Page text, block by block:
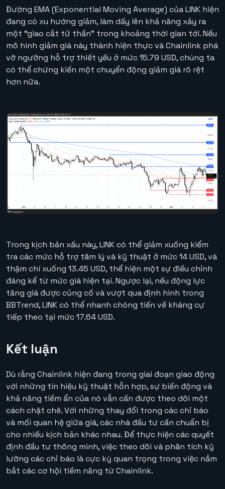
Đường EMA (Exponential Moving Average) của LINK hiện
đang có xu hướng giảm, làm dấy lên khả năng xảy ra
một “giao cắt tử thần” trong khoảng thời gian tới. Nếu
mô hình giảm giá này thành hiện thực và Chainlink phá
vỡ ngưỡng hỗ trợ thiết yếu ở mức 15.79 USD, chúng ta
có thể chứng kiến một chuyển động giảm giá rõ rệt
hơn nữa.
Trong kịch bản xấu này, LINK có thể giảm xuống kiểm
tra các mức hỗ trợ tâm lý và kỹ thuật ở mức 14 USD, và
thậm chí xuống 13.45 USD, thể hiện một sự điều chỉnh
đáng kể từ mức giá hiện tại. Ngược lại, nếu động lực
tăng giá được củng cố và vượt qua định hình trong
BBTrend, LINK có thể nhanh chóng tiến về kháng cự
tiếp theo tại mức 17.64 USD.
Kết luận
Dù rằng Chainlink hiện đang trong giai đoạn giao động
với những tín hiệu kỹ thuật hỗn hợp, sự biến động và
khả năng tiềm ẩn của nó vẫn cần được theo dõi một
cách chặt chẽ. Với những thay đổi trong các chỉ báo
và mối quan hệ giữa giá, các nhà đầu tư cần chuẩn bị
cho nhiều kịch bản khác nhau. Để thực hiện các quyết
định đầu tư thông minh, việc theo dõi và phân tích kỹ
lưỡng các chỉ báo là cực kỳ quan trọng trong việc nắm
bắt các cơ hội tiềm năng từ Chainlink.